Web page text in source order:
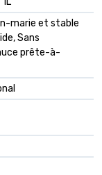
marie et stable
Sans
prête-à-